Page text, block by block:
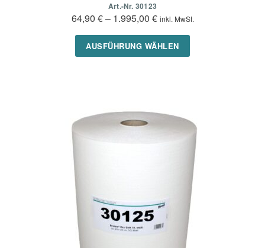
Art.-Nr. 30123
64,90 €– 1.995,00 € inkl. MwSt.
AUSFÜHRUNG WÄHLEN
Produkt
Die
Optionen
können
auf
der
Produktseite